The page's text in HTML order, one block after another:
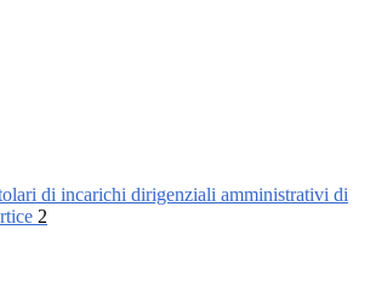
di incarichi dirigenziali amministrativi di
2